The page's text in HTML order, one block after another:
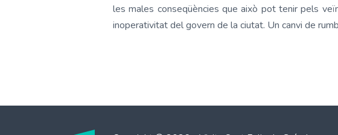
les males conseqüències que això pot tenir pels
inoperativitat del govern de la ciutat. Un canvi de